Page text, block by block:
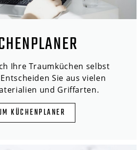
Ihre Traumküchen selbst
Sie aus vielen
und Griffarten.
KÜCHENPLANER